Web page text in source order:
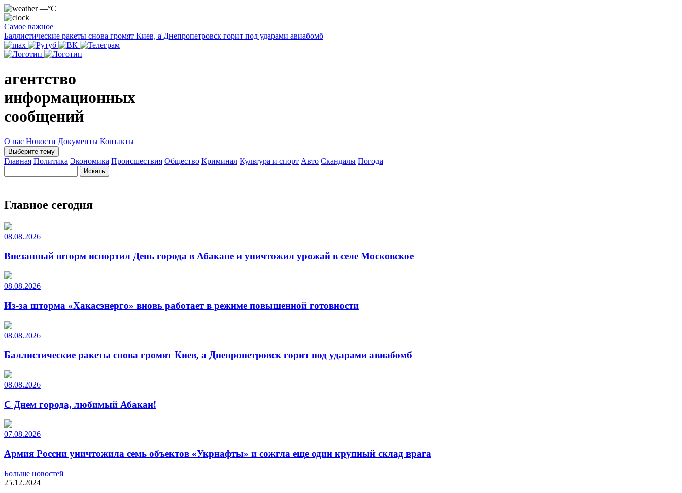
—°C
Самое важное
Баллистические ракеты снова громят Киев, а Днепропетровск горит под ударами авиабомб
агентство
информационных
сообщений
О нас Новости Документы Контакты
Выберите тему
Главная Политика Экономика Происшествия Общество Криминал Культура и спорт Авто Скандалы Погода
Главное сегодня
08.08.2026
Внезапный шторм испортил День города в Абакане и уничтожил урожай в селе Московское
08.08.2026
Из-за шторма «Хакасэнерго» вновь работает в режиме повышенной готовности
08.08.2026
Баллистические ракеты снова громят Киев, а Днепропетровск горит под ударами авиабомб
08.08.2026
С Днем города, любимый Абакан!
07.08.2026
Армия России уничтожила семь объектов «Укрнафты» и сожгла еще один крупный склад врага
Больше новостей
25.12.2024